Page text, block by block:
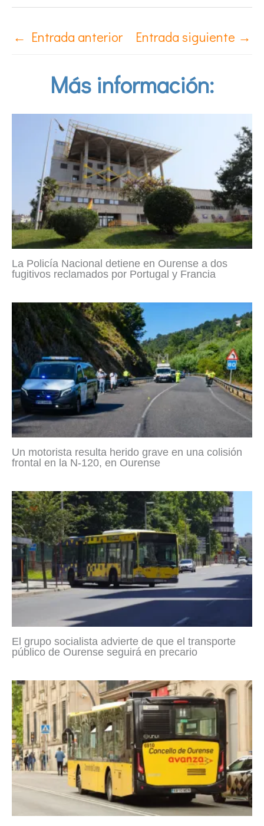
← Entrada anterior Entrada siguiente →
Más información:
La Policía Nacional detiene en Ourense a dos
fugitivos reclamados por Portugal y Francia
Un motorista resulta herido grave en una colisión
frontal en la N-120, en Ourense
El grupo socialista advierte de que el transporte
público de Ourense seguirá en precario